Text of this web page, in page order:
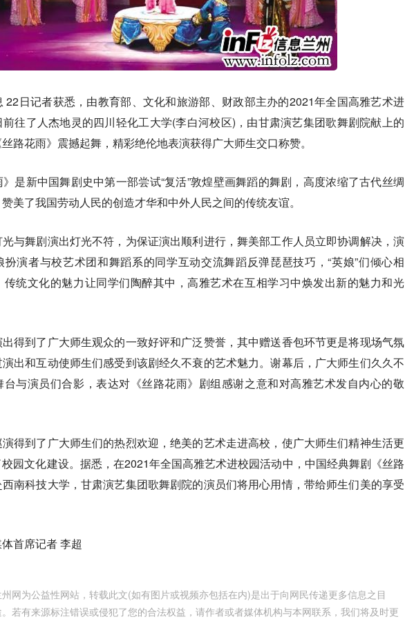
22日记者获悉，由教育部、文化和旅游部、财政部主办的2021年全国高雅艺术进
往了人杰地灵的四川轻化工大学(李白河校区)，由甘肃演艺集团歌舞剧院献上的
路花雨》震撼起舞，精彩绝伦地表演获得广大师生交口称赞。
是新中国舞剧史中第一部尝试“复活”敦煌壁画舞蹈的舞剧，高度浓缩了古代丝绸
美了我国劳动人民的创造才华和中外人民之间的传统友谊。
与舞剧演出灯光不符，为保证演出顺利进行，舞美部工作人员立即协调解决，演
扮演者与校艺术团和舞蹈系的同学互动交流舞蹈反弹琵琶技巧，“英娘”们倾心相
传统文化的魅力让同学们陶醉其中，高雅艺术在互相学习中焕发出新的魅力和光
得到了广大师生观众的一致好评和广泛赞誉，其中赠送香包环节更是将现场气氛
出和互动使师生们感受到该剧经久不衰的艺术魅力。谢幕后，广大师生们久久不
台与演员们合影，表达对《丝路花雨》剧组感谢之意和对高雅艺术发自内心的敬
得到了广大师生们的热烈欢迎，绝美的艺术走进高校，使广大师生们精神生活更
园文化建设。据悉，在2021年全国高雅艺术进校园活动中，中国经典舞剧《丝路
南科技大学，甘肃演艺集团歌舞剧院的演员们将用心用情，带给师生们美的享受
首席记者 李超
网为公益性网站，转载此文(如有图片或视频亦包括在内)是出于向网民传递更多信息之目
若有来源标注错误或侵犯了您的合法权益，请作者或者媒体机构与本网联系，我们将及时更